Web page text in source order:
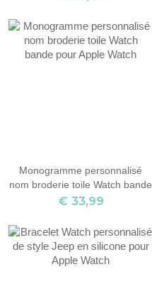
Monogramme personnalisé
nom broderie toile Watch bande
pour Apple Watch
€ 33,99